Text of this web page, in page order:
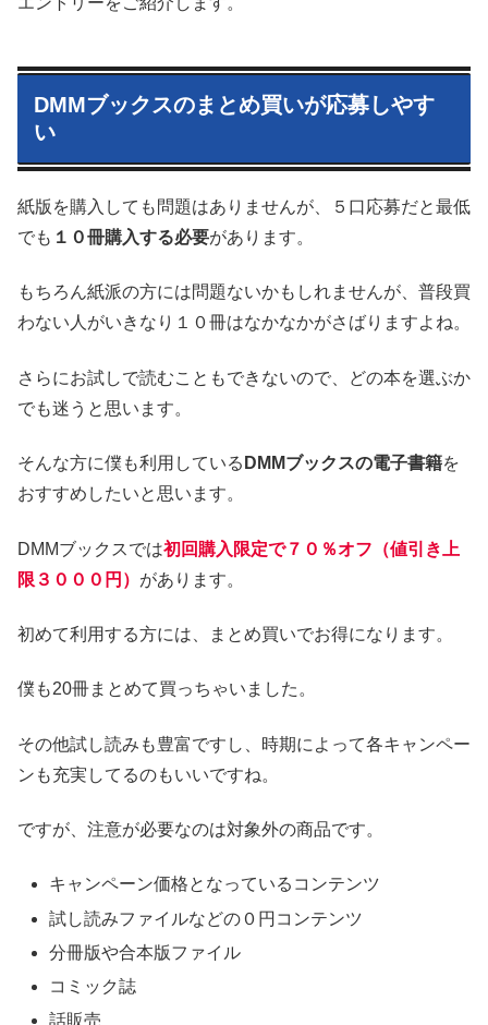
DMMブックスのまとめ買いが応募しやす
い
紙版を購入しても問題はありませんが、５口応募だと最低
でも １０冊購入する必要があります。
もちろん紙派の方には問題ないかもしれませんが、普段買
わない人がいきなり１０冊はなかなかがさばりますよね。
さらにお試しで読むこともできないので、どの本を選ぶか
でも迷うと思います。
そんな方に僕も利用している DMMブックスの電子書籍を
おすすめしたいと思います。
DMMブックスでは初回購入限定で７０％オフ（値引き上
限３０００円） があります。
初めて利用する方には、まとめ買いでお得になります。
僕も20冊まとめて買っちゃいました。
その他試し読みも豊富ですし、時期によって各キャンペー
ンも充実してるのもいいですね。
ですが、注意が必要なのは対象外の商品です。
キャンペーン価格となっているコンテンツ
試し読みファイルなどの０円コンテンツ
分冊版や合本版ファイル
コミック誌
話販売